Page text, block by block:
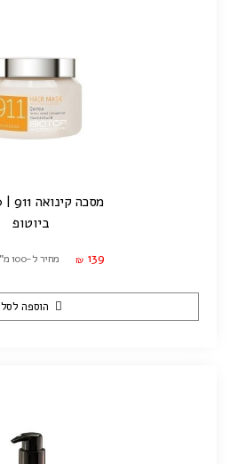
מסכה קינואה 911 | 550 מ"ל
ביוטופ
₪ 139 מחיר ל-100 מ"ל: ₪25.27
הוספה לסל